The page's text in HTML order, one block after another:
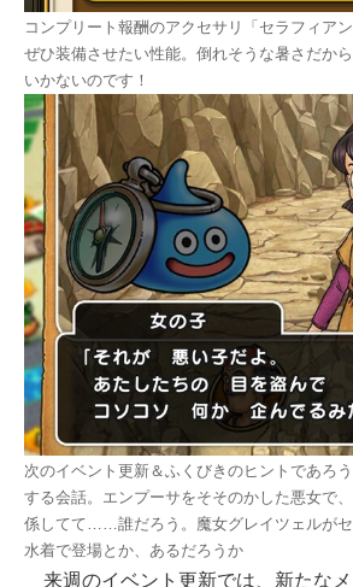
コンプリート報酬のアクセサリ「セラフィア
ぜひ装備させたい性能。倒れそうな暑さだか
いかないのです！
次のイベント更新＆ふくびきのヒントであろ
する会話。エンプーサをそそのかした悪女で
係してて……誰だろう。魔女グレイツェルが
水着で登場とか、あるだろうか
来週のイベント更新では、新たな